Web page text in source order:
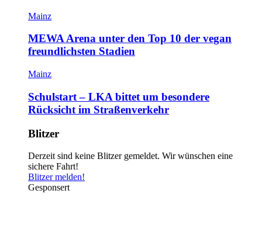
Mainz
MEWA Arena unter den Top 10 der vegan
freundlichsten Stadien
Mainz
Schulstart – LKA bittet um besondere
Rücksicht im Straßenverkehr
Blitzer
Derzeit sind keine Blitzer gemeldet. Wir wünschen eine
sichere Fahrt!
Blitzer melden!
Gesponsert